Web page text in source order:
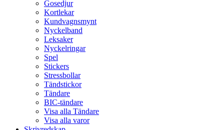
Gosedjur
Kortlekar
Kundvagnsmynt
Nyckelband
Leksaker
Nyckelringar
Spel
Stickers
Stressbollar
Tändstickor
Tändare
BIC-tändare
Visa alla Tändare
Visa alla varor